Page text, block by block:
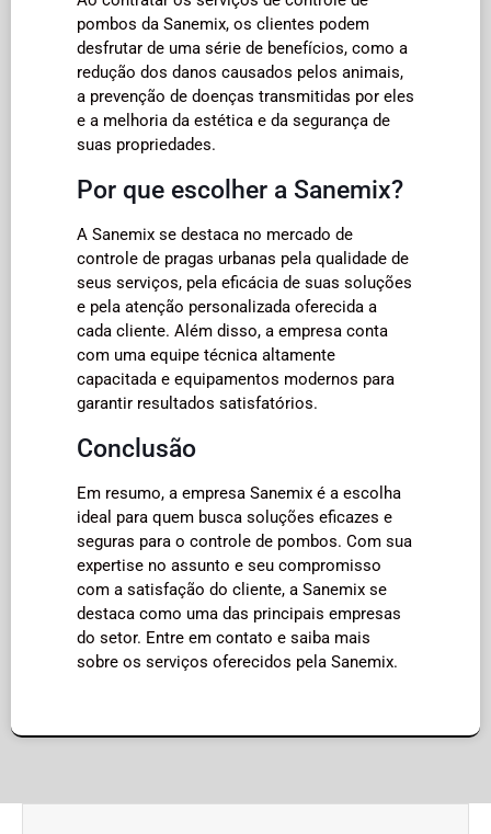
pombos da Sanemix, os clientes podem
desfrutar de uma série de benefícios, como a
redução dos danos causados pelos animais,
a prevenção de doenças transmitidas por eles
e a melhoria da estética e da segurança de
suas propriedades.
Por que escolher a Sanemix?
A Sanemix se destaca no mercado de
controle de pragas urbanas pela qualidade de
seus serviços, pela eficácia de suas soluções
e pela atenção personalizada oferecida a
cada cliente. Além disso, a empresa conta
com uma equipe técnica altamente
capacitada e equipamentos modernos para
garantir resultados satisfatórios.
Conclusão
Em resumo, a empresa Sanemix é a escolha
ideal para quem busca soluções eficazes e
seguras para o controle de pombos. Com sua
expertise no assunto e seu compromisso
com a satisfação do cliente, a Sanemix se
destaca como uma das principais empresas
do setor. Entre em contato e saiba mais
sobre os serviços oferecidos pela Sanemix.